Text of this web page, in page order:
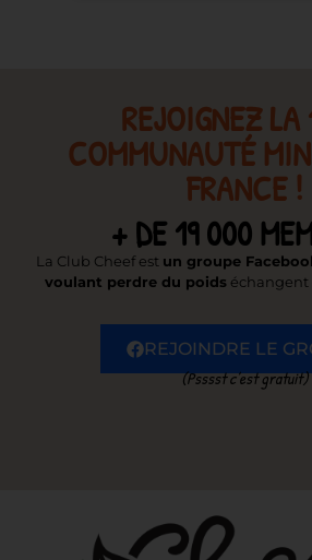
REJOIGNEZ LA
COMMUNAUTÉ
FRANCE !
+ DE 19 000
La Club Cheef est un groupe
voulant perdre du poids
REJOINDRE LE
(Psssst c’est gratuit)